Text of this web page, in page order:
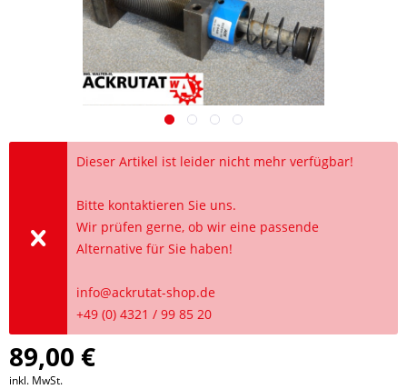
Dieser Artikel ist leider nicht mehr verfügbar!
Bitte kontaktieren Sie uns.
Wir prüfen gerne, ob wir eine passende
Alternative für Sie haben!
info@ackrutat-shop.de
+49 (0) 4321 / 99 85 20
89,00 €
inkl. MwSt.